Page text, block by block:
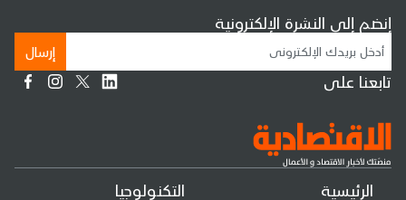
الرئيسية
التكنولوجيا
إنضم إلى النشرة الإلكترونية
إرسال
تابعنا على